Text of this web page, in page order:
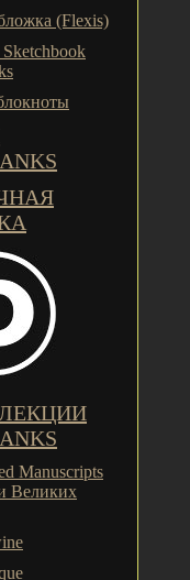
(Flexis)
Manuscripts
Великих